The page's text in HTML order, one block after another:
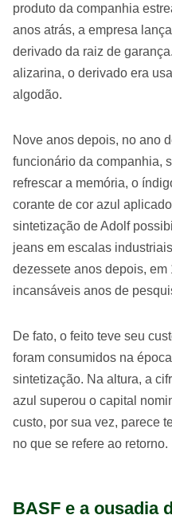
produto da companhia
anos atrás, a empresa
derivado da raiz de
alizarina, o derivado era
algodão.
Nove anos depois, no ano
funcionário da companhia,
refrescar a memória, o
corante de cor azul
sintetização de Adolf
jeans em escalas
dezessete anos depois,
incansáveis anos de
De fato, o feito teve seu
foram consumidos na
sintetização. Na altura, a
azul superou o capital
custo, por sua vez, parece
no que se refere ao retorno.
BASF e a ousadia